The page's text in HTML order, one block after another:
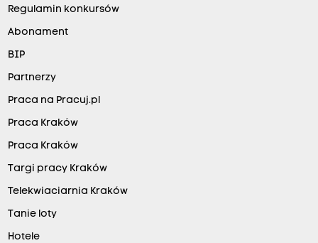
Regulamin konkursów
Abonament
BIP
Partnerzy
Praca na Pracuj.pl
Praca Kraków
Praca Kraków
Targi pracy Kraków
Telekwiaciarnia Kraków
Tanie loty
Hotele